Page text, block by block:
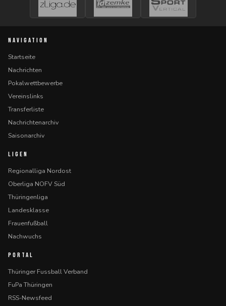
NAVIGATION
Startseite
Nachrichten
Pokalwettbewerbe
Vereinslinks
Transferliste
Nachrichtenarchiv
Saisonarchiv
LIGEN
Regionalliga Nordost
Oberliga NOFV Süd
Thüringenliga
Landesklasse
Frauenfußball
Nachwuchs
PORTAL
Thüringer Fussball Verband
FuPa Thüringen
RSS-Newsfeed